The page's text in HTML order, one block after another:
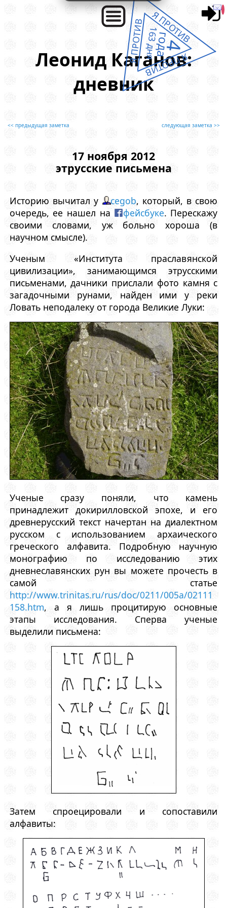
Леонид Каганов:
дневник
<< предыдущая заметка следующая заметка >>
17 ноября 2012
этрусские письмена
Историю вычитал у cegob, который, в свою
очередь, ее нашел на
фейсбуке. Перескажу
своими словами, уж больно хороша (в
научном смысле).
Ученым «Института праславянской
цивилизации», занимающимся этрусскими
письменами, дачники прислали фото камня с
загадочными рунами, найден ими у реки
Ловать неподалеку от города Великие Луки:
Ученые сразу поняли, что камень
принадлежит докирилловской эпохе, и его
древнерусский текст начертан на диалектном
русском с использованием архаического
греческого алфавита. Подробную научную
монографию по исследованию этих
дневнеславянских рун вы можете прочесть в
самой статье
http://www.trinitas.ru/rus/doc/0211/005a/02111
158.htm, а я лишь процитирую основные
этапы исследования. Сперва ученые
выделили письмена:
Затем спроецировали и сопоставили
алфавиты:
Я ПРОТИВ
Я ПРОТИВ
Я ПРОТИВ 4
года
163 дня